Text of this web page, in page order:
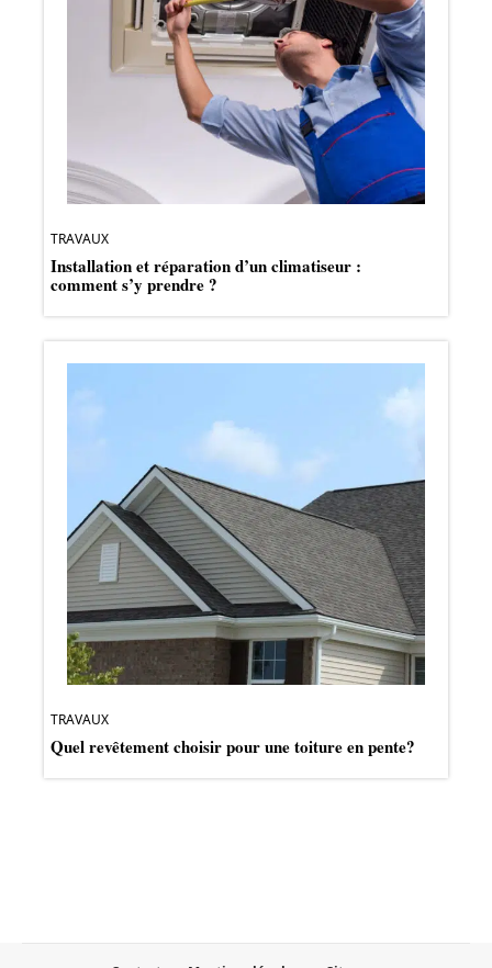
TRAVAUX
Installation et réparation d’un climatiseur :
comment s’y prendre ?
TRAVAUX
Quel revêtement choisir pour une toiture en pente?